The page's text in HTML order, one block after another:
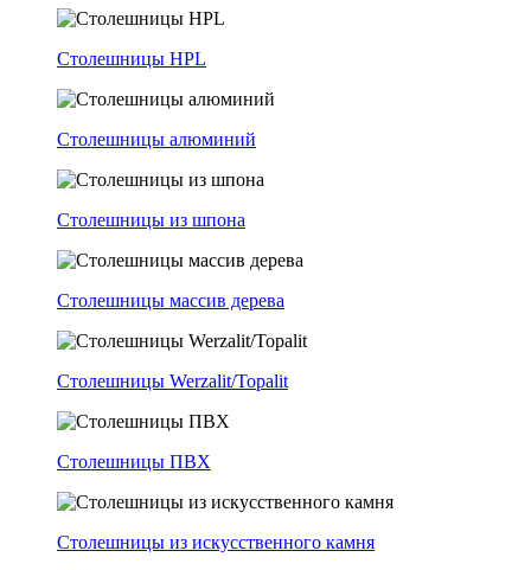
Столешницы HPL
Столешницы алюминий
Столешницы из шпона
Столешницы массив дерева
Столешницы Werzalit/Topalit
Столешницы ПВХ
Столешницы из искусственного камня